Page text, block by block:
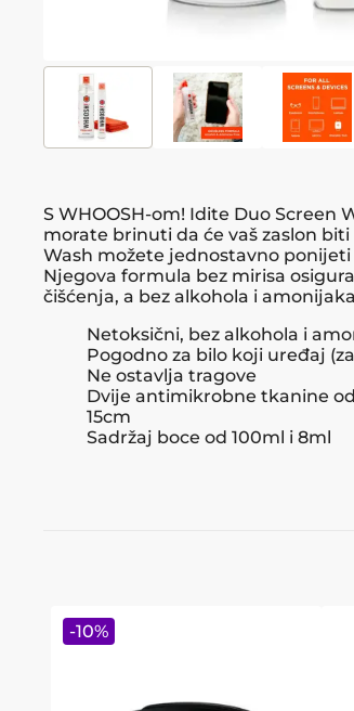
S WHOOSH-om! Idite Duo Screen
morate brinuti da će vaš zaslon
Wash možete jednostavno
Njegova formula bez mirisa
čišćenja, a bez alkohola i
Netoksični, bez alkohola i
Pogodno za bilo koji uređaj
Ne ostavlja tragove
Dvije antimikrobne tkanine
15cm
Sadržaj boce od 100ml i 8ml
-10%